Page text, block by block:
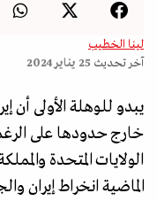
لينا الخطيب
آخر تحديث 25 يناير 2024
يبدو للوهلة الأولى أن
خارج حدودها على
الولايات المتحدة
الماضية انخراط إيران